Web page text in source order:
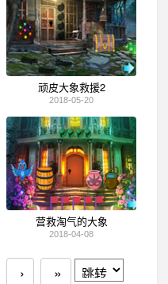
顽皮大象救援2
2018-05-20
营救淘气的大象
2018-04-08
› »